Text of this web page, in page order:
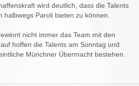
wird deutlich, dass die Talents
Paroli bieten zu können.
nicht immer das Team mit den
hoffen die Talents am Sonntag und
Münchner Übermacht bestehen.